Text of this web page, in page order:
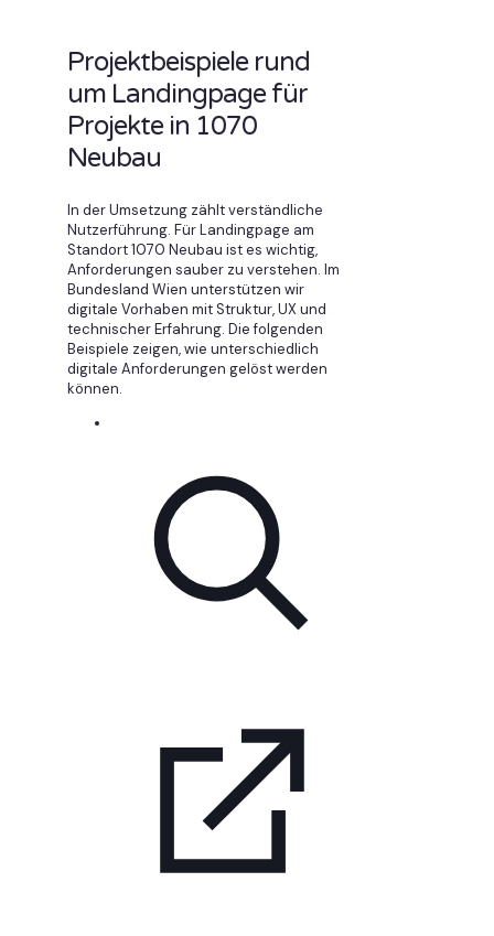
Projektbeispiele rund
um Landingpage für
Projekte in 1070
Neubau
In der Umsetzung zählt verständliche
Nutzerführung. Für Landingpage am
Standort 1070 Neubau ist es wichtig,
Anforderungen sauber zu verstehen. Im
Bundesland Wien unterstützen wir
digitale Vorhaben mit Struktur, UX und
technischer Erfahrung. Die folgenden
Beispiele zeigen, wie unterschiedlich
digitale Anforderungen gelöst werden
können.